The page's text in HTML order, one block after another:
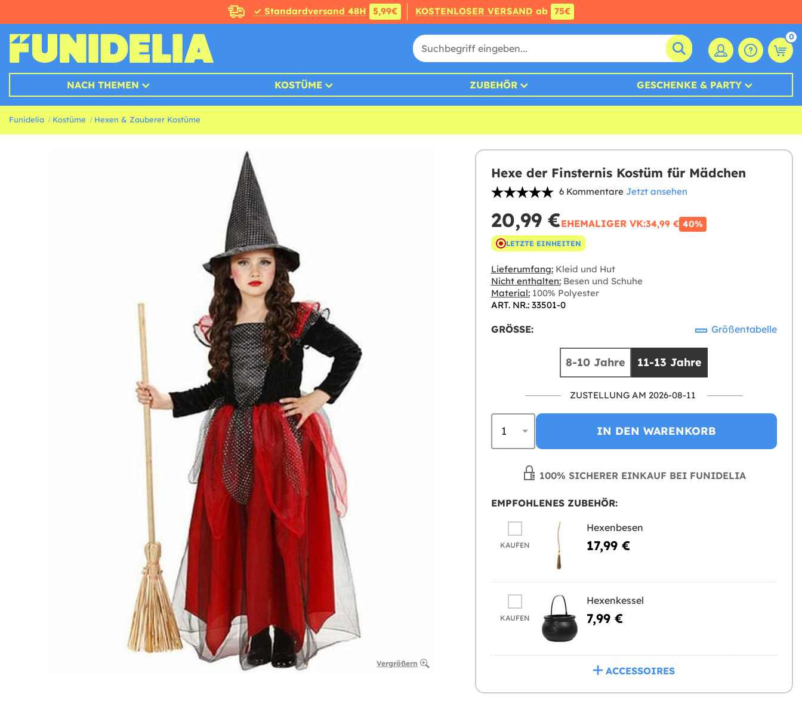
✓ Standardversand 48H 5,99€ KOSTENLOSER VERSAND ab 75€
0
NACH THEMEN KOSTÜME ZUBEHÖR GESCHENKE & PARTY
Funidelia Kostüme Hexen & Zauberer Kostüme
Vergrößern
Hexe der Finsternis Kostüm für Mädchen
6 Kommentare Jetzt ansehen
20,99 €EHEMALIGER VK:34,99 € 40%
LETZTE EINHEITEN
Lieferumfang:Kleid und Hut
Nicht enthalten:Besen und Schuhe
Material:100% Polyester
ART. NR.: 33501-0
GRÖSSE: Größentabelle
8-10 Jahre 11-13 Jahre
ZUSTELLUNG AM 2026-08-11
IN DEN WARENKORB
100% SICHERER EINKAUF BEI FUNIDELIA
EMPFOHLENES ZUBEHÖR:
KAUFEN
Hexenbesen
17,99 €
KAUFEN
Hexenkessel
7,99 €
ACCESSOIRES